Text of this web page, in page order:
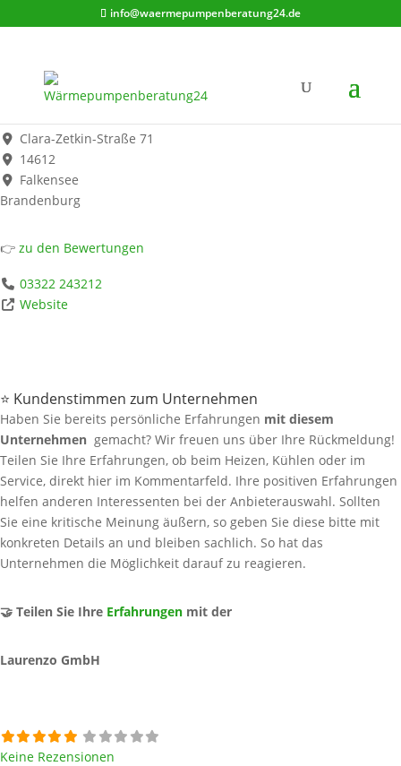
info@waermepumpenberatung24.de
Laurenzo GmbH
Werbung*
Clara-Zetkin-Straße 71
14612
Falkensee
Brandenburg
👉 zu den Bewertungen
03322 243212
Website
⭐ Kundenstimmen zum Unternehmen
Haben Sie bereits persönliche Erfahrungen mit diesem
Unternehmen gemacht? Wir freuen uns über Ihre Rückmeldung!
Teilen Sie Ihre Erfahrungen, ob beim Heizen, Kühlen oder im
Service, direkt hier im Kommentarfeld. Ihre positiven Erfahrungen
helfen anderen Interessenten bei der Anbieterauswahl. Sollten
Sie eine kritische Meinung äußern, so geben Sie diese bitte mit
konkreten Details an und bleiben sachlich. So hat das
Unternehmen die Möglichkeit darauf zu reagieren.
🤝 Teilen Sie Ihre Erfahrungen mit der
Laurenzo GmbH
Keine Rezensionen